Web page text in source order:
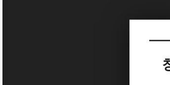
Sketchbook5, 스케치북5